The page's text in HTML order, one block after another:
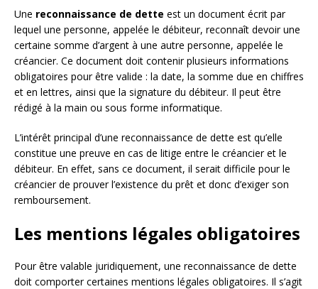
Une reconnaissance de dette est un document écrit par
lequel une personne, appelée le débiteur, reconnaît devoir une
certaine somme d’argent à une autre personne, appelée le
créancier. Ce document doit contenir plusieurs informations
obligatoires pour être valide : la date, la somme due en chiffres
et en lettres, ainsi que la signature du débiteur. Il peut être
rédigé à la main ou sous forme informatique.
L’intérêt principal d’une reconnaissance de dette est qu’elle
constitue une preuve en cas de litige entre le créancier et le
débiteur. En effet, sans ce document, il serait difficile pour le
créancier de prouver l’existence du prêt et donc d’exiger son
remboursement.
Les mentions légales obligatoires
Pour être valable juridiquement, une reconnaissance de dette
doit comporter certaines mentions légales obligatoires. Il s’agit